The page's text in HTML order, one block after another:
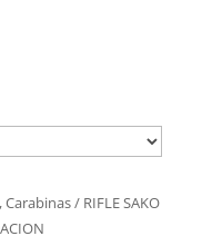
Carabinas/ RIFLE SAKO